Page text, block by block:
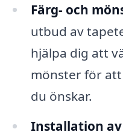
Färg- och
utbud av
hjälpa dig att
mönster för
du önskar.
Installation